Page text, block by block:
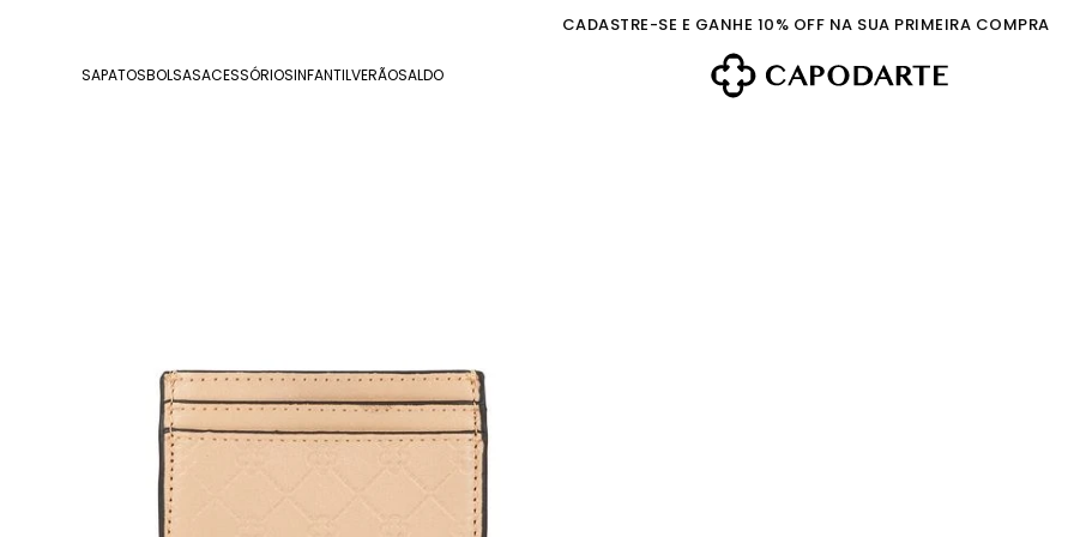
CADASTRE-SE E GANHE 10% OFF NA SUA PRIMEIRA COMPRA
SAPATOSBOLSASACESSÓRIOSINFANTILVERÃOSALDO